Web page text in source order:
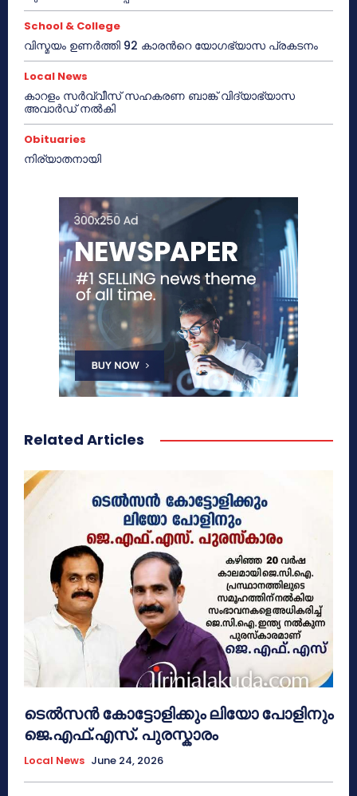
School & College
വിസ്മയം ഉണർത്തി 92 കാരൻറെ യോഗഭ്യാസ പ്രകടനം
Local News
കാറളം സർവ്വീസ് സഹകരണ ബാങ്ക് വിദ്യാഭ്യാസ
അവാർഡ് നൽകി
Obituaries
നിര്യാതനായി
Related Articles
ടെൽസൻ കോട്ടോളിക്കും ലിയോ പോളിനും
ജെ.എഫ്.എസ്. പുരസ്കാരം
Local News June 24, 2026